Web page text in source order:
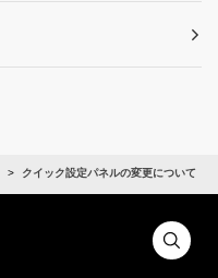
クイック設定パネルの変更について